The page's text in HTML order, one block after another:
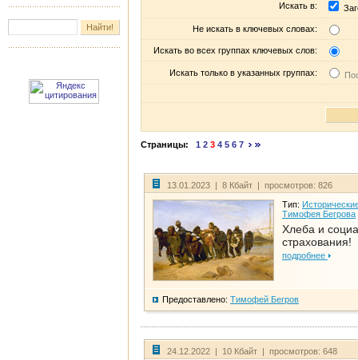
Искать в:
Не искать в ключевых словах:
Искать во всех группах ключевых слов:
Искать только в указанных группах:
Страницы: 1 2 3 4 5 6 7
13.01.2023 | 8 Кбайт | просмотров: 826
Тип:
Тимофея Бегрова
Хлеба и
страхования!
подробнее
Предоставлено: Тимофей Бегров
24.12.2022 | 10 Кбайт | просмотров: 648